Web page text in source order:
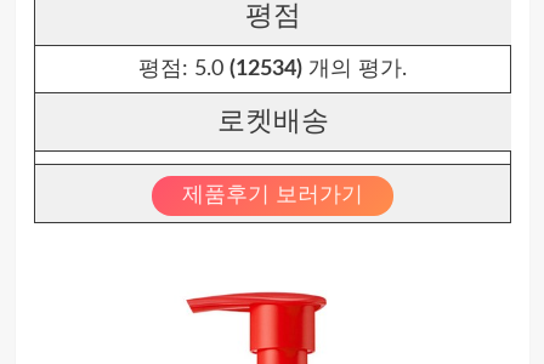
평점
평점: 5.0 (12534)개의 평가.
로켓배송
제품후기 보러가기